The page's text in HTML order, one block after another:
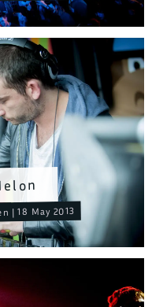
| 18 May 2013